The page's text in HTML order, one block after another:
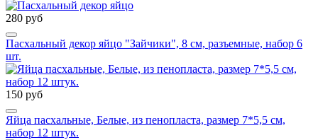
280 руб
Пасхальный декор яйцо "Зайчики", 8 см, разъемные, набор 6
шт.
150 руб
Яйца пасхальные, Белые, из пенопласта, размер 7*5,5 см,
набор 12 штук.